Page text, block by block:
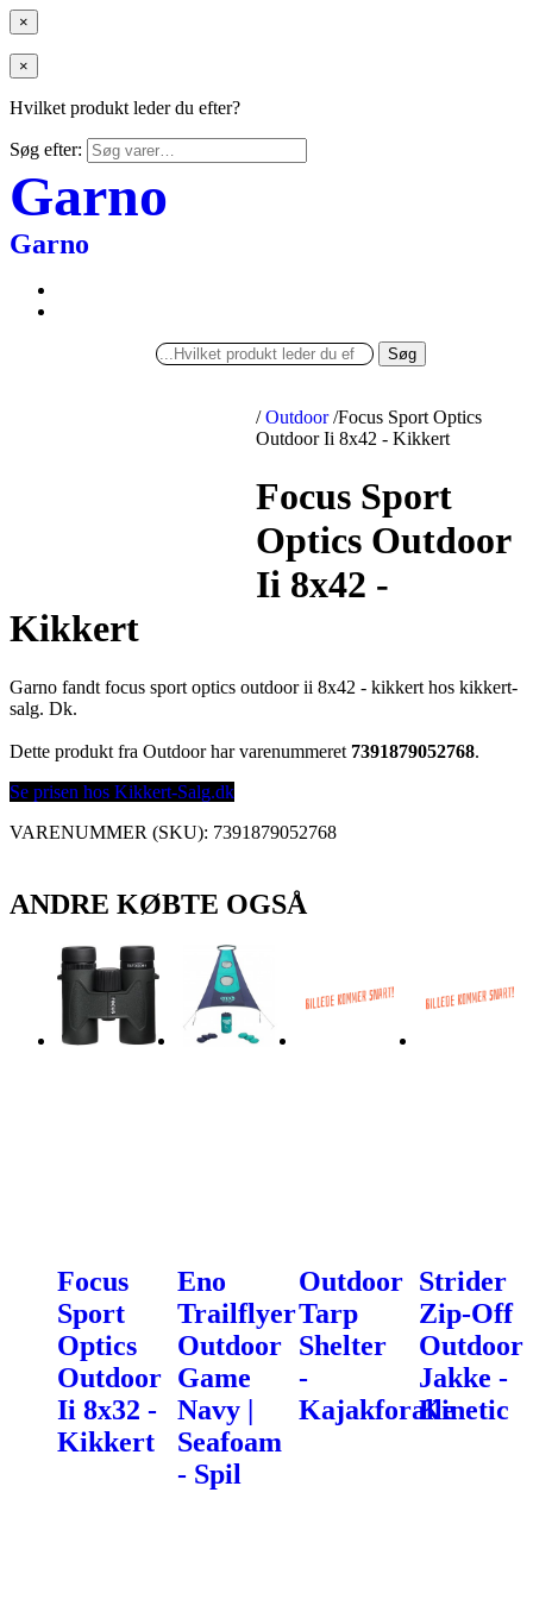
×
×
Hvilket produkt leder du efter?
Søg efter:
Garno
Garno
Søg
/ Outdoor /Focus Sport Optics
Outdoor Ii 8x42 - Kikkert
Focus Sport
Optics Outdoor
Ii 8x42 -
Kikkert
Garno fandt focus sport optics outdoor ii 8x42 - kikkert hos kikkert-
salg. Dk.
Dette produkt fra Outdoor har varenummeret 7391879052768.
Se prisen hos Kikkert-Salg.dk
VARENUMMER (SKU): 7391879052768
ANDRE KØBTE OGSÅ
Focus
Sport
Optics
Outdoor
Ii 8x32 -
Kikkert
Eno
Trailflyer
Outdoor
Game
Navy |
Seafoam
- Spil
Outdoor
Tarp
Shelter
-
Kajakforalle
Strider
Zip-Off
Outdoor
Jakke -
Kinetic